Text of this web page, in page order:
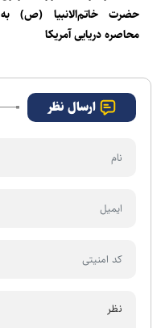
حضرت خاتم‌الانبیا (ص) به
محاصره دریایی آمریکا
ارسال نظر